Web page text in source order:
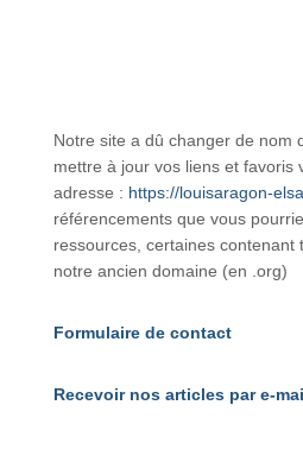
Notre site a dû changer de nom
mettre à jour vos liens et favoris
adresse : https://louisaragon-
référencements que vous
ressources, certaines contenant
notre ancien domaine (en .org)
Formulaire de contact
Recevoir nos articles par e-